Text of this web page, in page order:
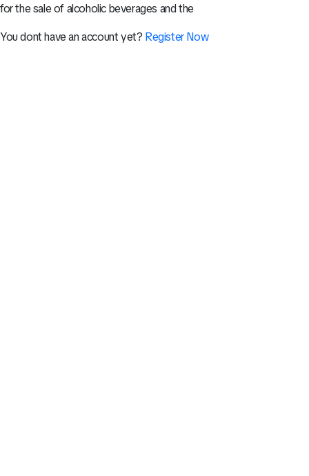
for the sale of alcoholic beverages and the
You dont have an account yet? Register Now